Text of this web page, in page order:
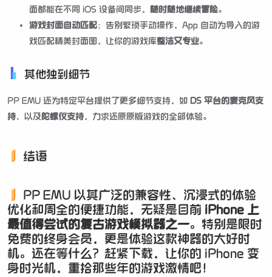
面都能在不同 iOS 设备间同步， 随时随地继续冒险。
游戏封面自动匹配：告别繁琐手动操作，App 自动为导入的游
戏匹配精美封面图，让你的游戏库整洁又专业。
其他独到细节
PP EMU 还为特定平台提供了更多细节支持，如 DS 平台的麦克风支
持、以及陀螺仪支持，力求还原原版游戏的全部体验。
结语
PP EMU 以其广泛的兼容性、沉浸式的体验
优化和周全的便捷功能，无疑是目前 iPhone 上
最值得尝试的复古游戏模拟器之一。特别是限时
免费的终身会员，更是体验这款神器的大好时
机。还在等什么？赶紧下载，让你的 iPhone 变
身时光机，重拾那些年的游戏激情吧！